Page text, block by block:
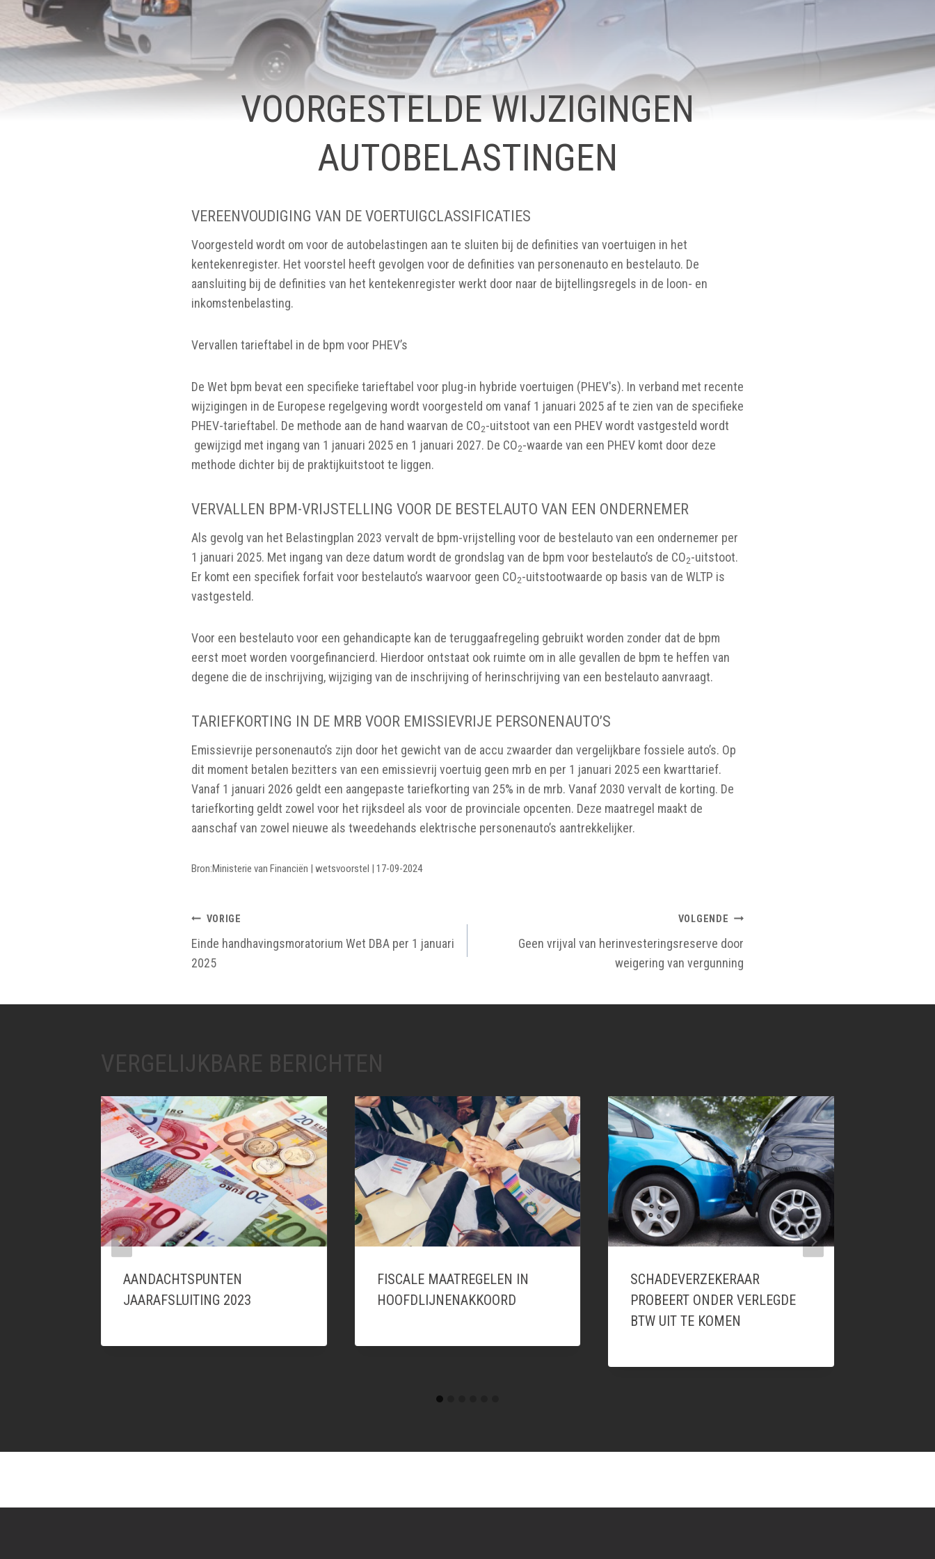
VOORGESTELDE WIJZIGINGEN
AUTOBELASTINGEN
VEREENVOUDIGING VAN DE VOERTUIGCLASSIFICATIES
Voorgesteld wordt om voor de autobelastingen aan te sluiten bij de definities van voertuigen in het
kentekenregister. Het voorstel heeft gevolgen voor de definities van personenauto en bestelauto. De
aansluiting bij de definities van het kentekenregister werkt door naar de bijtellingsregels in de loon- en
inkomstenbelasting.
Vervallen tarieftabel in de bpm voor PHEV’s
De Wet bpm bevat een specifieke tarieftabel voor plug-in hybride voertuigen (PHEV's). In verband met recente
wijzigingen in de Europese regelgeving wordt voorgesteld om vanaf 1 januari 2025 af te zien van de specifieke
PHEV-tarieftabel. De methode aan de hand waarvan de CO2-uitstoot van een PHEV wordt vastgesteld wordt
gewijzigd met ingang van 1 januari 2025 en 1 januari 2027. De CO2-waarde van een PHEV komt door deze
methode dichter bij de praktijkuitstoot te liggen.
VERVALLEN BPM-VRIJSTELLING VOOR DE BESTELAUTO VAN EEN ONDERNEMER
Als gevolg van het Belastingplan 2023 vervalt de bpm-vrijstelling voor de bestelauto van een ondernemer per
1 januari 2025. Met ingang van deze datum wordt de grondslag van de bpm voor bestelauto’s de CO2-uitstoot.
Er komt een specifiek forfait voor bestelauto’s waarvoor geen CO2-uitstootwaarde op basis van de WLTP is
vastgesteld.
Voor een bestelauto voor een gehandicapte kan de teruggaafregeling gebruikt worden zonder dat de bpm
eerst moet worden voorgefinancierd. Hierdoor ontstaat ook ruimte om in alle gevallen de bpm te heffen van
degene die de inschrijving, wijziging van de inschrijving of herinschrijving van een bestelauto aanvraagt.
TARIEFKORTING IN DE MRB VOOR EMISSIEVRIJE PERSONENAUTO’S
Emissievrije personenauto’s zijn door het gewicht van de accu zwaarder dan vergelijkbare fossiele auto’s. Op
dit moment betalen bezitters van een emissievrij voertuig geen mrb en per 1 januari 2025 een kwarttarief.
Vanaf 1 januari 2026 geldt een aangepaste tariefkorting van 25% in de mrb. Vanaf 2030 vervalt de korting. De
tariefkorting geldt zowel voor het rijksdeel als voor de provinciale opcenten. Deze maatregel maakt de
aanschaf van zowel nieuwe als tweedehands elektrische personenauto’s aantrekkelijker.
Bron:Ministerie van Financiën | wetsvoorstel | 17-09-2024
BERICHTNAVIGATIE
VORIGE
Einde handhavingsmoratorium Wet DBA per 1 januari
2025
VOLGENDE
Geen vrijval van herinvesteringsreserve door
weigering van vergunning
VERGELIJKBARE BERICHTEN
AANDACHTSPUNTEN
JAARAFSLUITING 2023
FISCALE MAATREGELEN IN
HOOFDLIJNENAKKOORD
SCHADEVERZEKERAAR
PROBEERT ONDER VERLEGDE
BTW UIT TE KOMEN